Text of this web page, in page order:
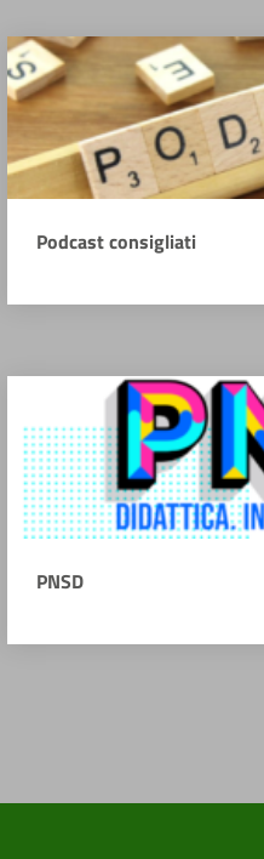
Podcast consigliati
PNSD